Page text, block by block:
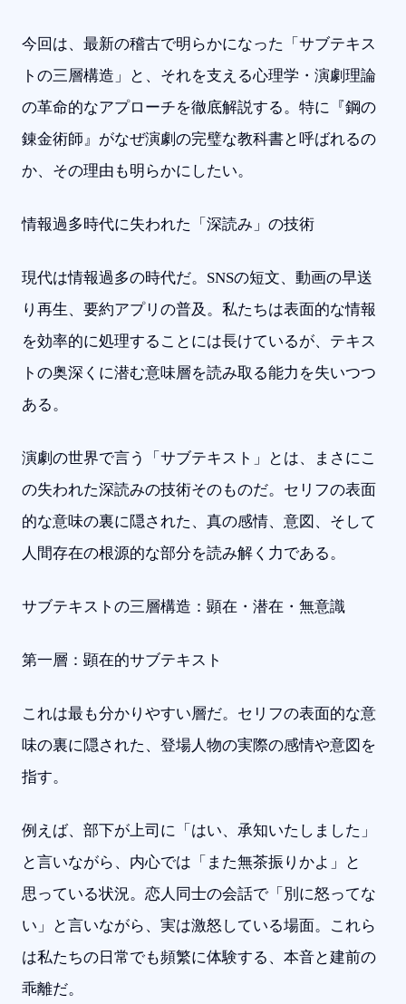
今回は、最新の稽古で明らかになった「サブテキス
トの三層構造」と、それを支える心理学・演劇理論
の革命的なアプローチを徹底解説する。特に『鋼の
錬金術師』がなぜ演劇の完璧な教科書と呼ばれるの
か、その理由も明らかにしたい。
情報過多時代に失われた「深読み」の技術
現代は情報過多の時代だ。SNSの短文、動画の早送
り再生、要約アプリの普及。私たちは表面的な情報
を効率的に処理することには長けているが、テキス
トの奥深くに潜む意味層を読み取る能力を失いつつ
ある。
演劇の世界で言う「サブテキスト」とは、まさにこ
の失われた深読みの技術そのものだ。セリフの表面
的な意味の裏に隠された、真の感情、意図、そして
人間存在の根源的な部分を読み解く力である。
サブテキストの三層構造：顕在・潜在・無意識
第一層：顕在的サブテキスト
これは最も分かりやすい層だ。セリフの表面的な意
味の裏に隠された、登場人物の実際の感情や意図を
指す。
例えば、部下が上司に「はい、承知いたしました」
と言いながら、内心では「また無茶振りかよ」と
思っている状況。恋人同士の会話で「別に怒ってな
い」と言いながら、実は激怒している場面。これら
は私たちの日常でも頻繁に体験する、本音と建前の
乖離だ。